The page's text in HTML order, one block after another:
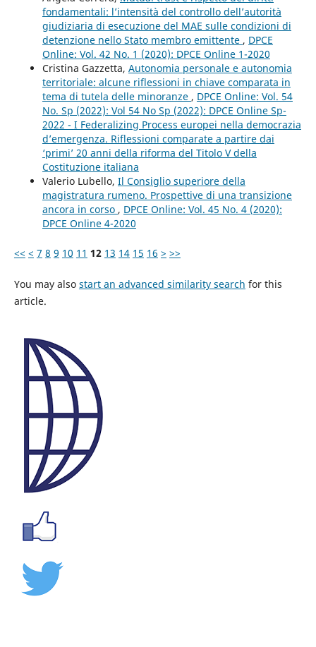
fondamentali: l’intensità del controllo dell’autorità
giudiziaria di esecuzione del MAE sulle condizioni di
detenzione nello Stato membro emittente , DPCE
Online: Vol. 42 No. 1 (2020): DPCE Online 1-2020
Cristina Gazzetta, Autonomia personale e autonomia
territoriale: alcune riflessioni in chiave comparata in
tema di tutela delle minoranze , DPCE Online: Vol. 54
No. Sp (2022): Vol 54 No Sp (2022): DPCE Online Sp-
2022 - I Federalizing Process europei nella democrazia
d’emergenza. Riflessioni comparate a partire dai
‘primi’ 20 anni della riforma del Titolo V della
Costituzione italiana
Valerio Lubello, Il Consiglio superiore della
magistratura rumeno. Prospettive di una transizione
ancora in corso , DPCE Online: Vol. 45 No. 4 (2020):
DPCE Online 4-2020
<< < 7 8 9 10 11 12 13 14 15 16 > >>
You may also start an advanced similarity search for this
article.